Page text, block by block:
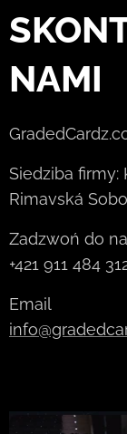
NAMI
Siedziba firmy:
Rimavská
Zadzwoń do
+421 911 484
Email